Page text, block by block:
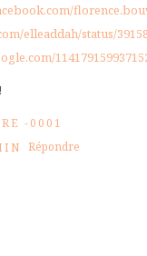
elleaddah/status/
-0001
Répondre